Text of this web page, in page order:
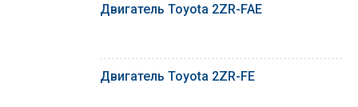
Двигатель Toyota 2ZR-FAE
Двигатель Toyota 2ZR-FE